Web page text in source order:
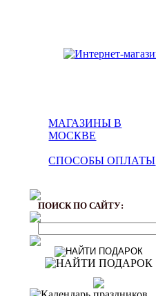
МАГАЗИНЫ В
МОСКВЕ
СПОСОБЫ ОПЛАТЫ
ПОИСК ПО САЙТУ: